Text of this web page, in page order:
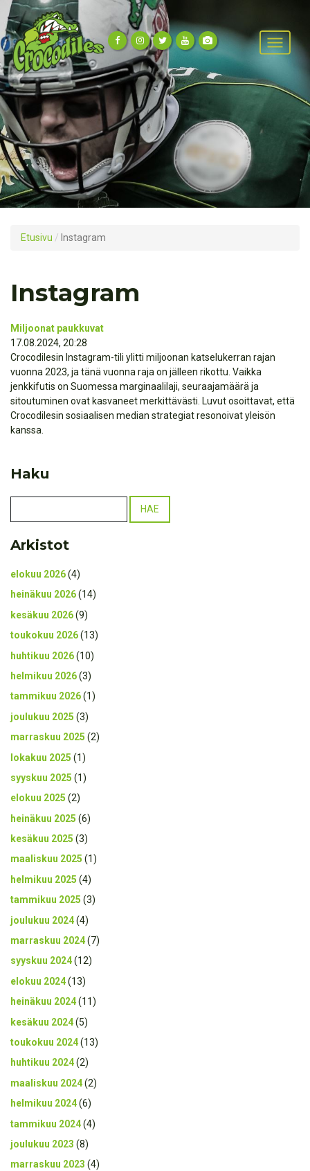
Etusivu / Instagram
Instagram
Miljoonat paukkuvat
17.08.2024, 20:28
Crocodilesin Instagram-tili ylitti miljoonan katselukerran rajan
vuonna 2023, ja tänä vuonna raja on jälleen rikottu. Vaikka
jenkkifutis on Suomessa marginaalilaji, seuraajamäärä ja
sitoutuminen ovat kasvaneet merkittävästi. Luvut osoittavat, että
Crocodilesin sosiaalisen median strategiat resonoivat yleisön
kanssa.
Haku
Arkistot
elokuu 2026(4)
heinäkuu 2026(14)
kesäkuu 2026(9)
toukokuu 2026(13)
huhtikuu 2026(10)
helmikuu 2026(3)
tammikuu 2026(1)
joulukuu 2025 (3)
marraskuu 2025 (2)
lokakuu 2025 (1)
syyskuu 2025 (1)
elokuu 2025 (2)
heinäkuu 2025 (6)
kesäkuu 2025 (3)
maaliskuu 2025 (1)
helmikuu 2025 (4)
tammikuu 2025 (3)
joulukuu 2024(4)
marraskuu 2024(7)
syyskuu 2024(12)
elokuu 2024(13)
heinäkuu 2024(11)
kesäkuu 2024(5)
toukokuu 2024(13)
huhtikuu 2024(2)
maaliskuu 2024(2)
helmikuu 2024(6)
tammikuu 2024(4)
joulukuu 2023 (8)
marraskuu 2023 (4)